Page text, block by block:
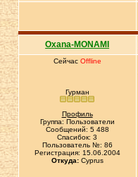
Oxana-MONAMI
Сейчас Offline
Гурман
Профиль
Группа: Пользователи
Сообщений: 5 488
Спасибок: 3
Пользователь №: 86
Регистрация: 15.06.2004
Откуда:Cyprus